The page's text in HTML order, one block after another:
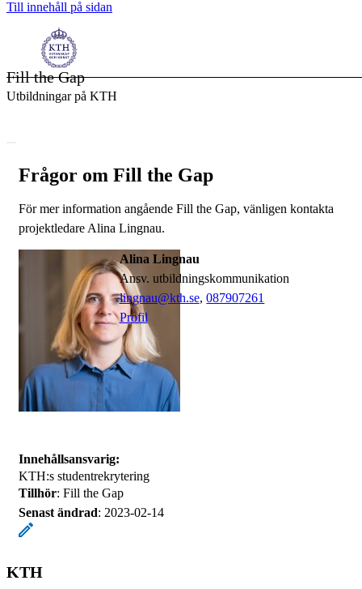
Till innehåll på sidan
Fill the Gap
Utbildningar på KTH
Frågor om Fill the Gap
För mer information angående Fill the Gap, vänligen kontakta
projektledare Alina Lingnau.
Alina Lingnau
ansv. utbildningskommunikation
lingnau@kth.se,087907261
Profil
Innehållsansvarig:
KTH:s studentrekrytering
Tillhör: Fill the Gap
Senast ändrad: 2023-02-14
KTH